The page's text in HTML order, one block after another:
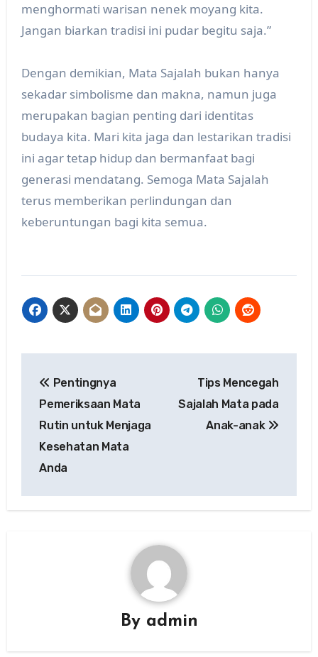
menghormati warisan nenek moyang kita.
Jangan biarkan tradisi ini pudar begitu saja.”
Dengan demikian, Mata Sajalah bukan hanya
sekadar simbolisme dan makna, namun juga
merupakan bagian penting dari identitas
budaya kita. Mari kita jaga dan lestarikan tradisi
ini agar tetap hidup dan bermanfaat bagi
generasi mendatang. Semoga Mata Sajalah
terus memberikan perlindungan dan
keberuntungan bagi kita semua.
navigation
Pentingnya
Pemeriksaan Mata
Rutin untuk Menjaga
Kesehatan Mata
Anda
Tips Mencegah
Sajalah Mata pada
Anak-anak
By admin